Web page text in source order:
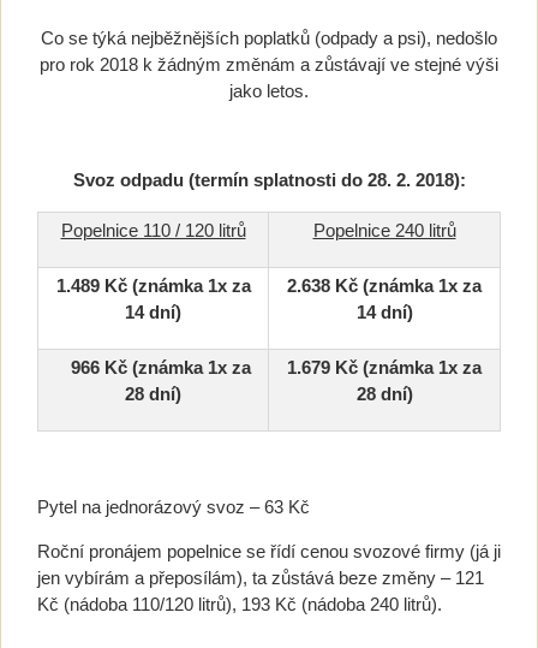
Co se týká nejběžnějších poplatků (odpady a psi), nedošlo
pro rok 2018 k žádným změnám a zůstávají ve stejné výši
jako letos.
Svoz odpadu (termín splatnosti do 28. 2. 2018):
Popelnice 110 / 120 litrů Popelnice 240 litrů
1.489 Kč (známka 1x za
14 dní)
2.638 Kč (známka 1x za
14 dní)
966 Kč (známka 1x za
28 dní)
1.679 Kč (známka 1x za
28 dní)
Pytel na jednorázový svoz – 63 Kč
Roční pronájem popelnice se řídí cenou svozové firmy (já ji
jen vybírám a přeposílám), ta zůstává beze změny – 121
Kč (nádoba 110/120 litrů), 193 Kč (nádoba 240 litrů).